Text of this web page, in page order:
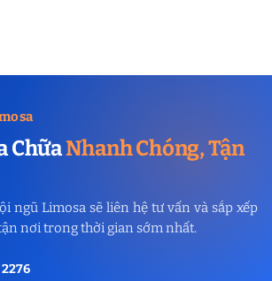
ChữaNhanh Chóng, Tận
ngũ Limosa sẽ liên hệ tư vấn và sắp xếp
nơi trong thời gian sớm nhất.